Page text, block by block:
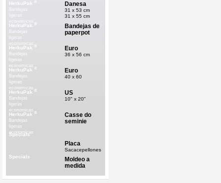
HerkuPak
ligeras
economicas
Danesa
31 x 53 cm
31 x 55 cm
HerkuPak
Bandejas
ligeras
economicas
Bandejas de
paperpot
HerkuPak ®
Bandejas
ligeras
economicas
Euro
36 x 56 cm
HerkuPak ®
Bandejas
ligeras
economicas
Euro
40 x 60
HerkuPak ®
Bandejas
ligeras
economicas
US
10" x 20"
HerkuPak ®
Bandejas
ligeras
economicas
Casse do
seminie
Specials
Placa
Sacacepellones
Specials
Moldeo a
medida